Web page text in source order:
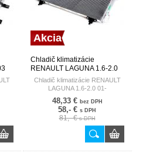
Akcia
Chladič klimatizácie
RENAULT LAGUNA 1.6-2.0
01- HART
Chladič klimatizácie RENAULT
LAGUNA 1.6-2.0 01-
48,33 € bez DPH
58,- € s DPH
81,- €s DPH